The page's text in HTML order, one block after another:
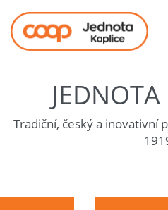
Tradiční, český a inovativní